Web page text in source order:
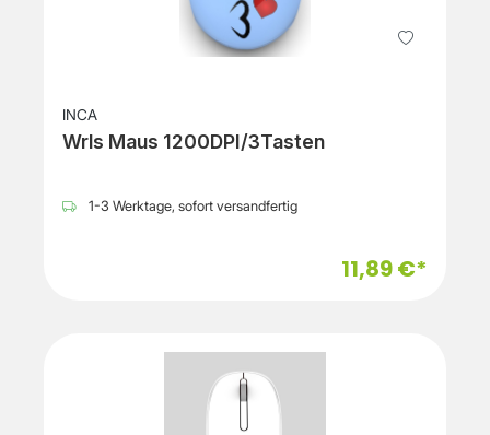
INCA
Wrls Maus 1200DPI/3Tasten
1-3 Werktage, sofort versandfertig
11,89 €*